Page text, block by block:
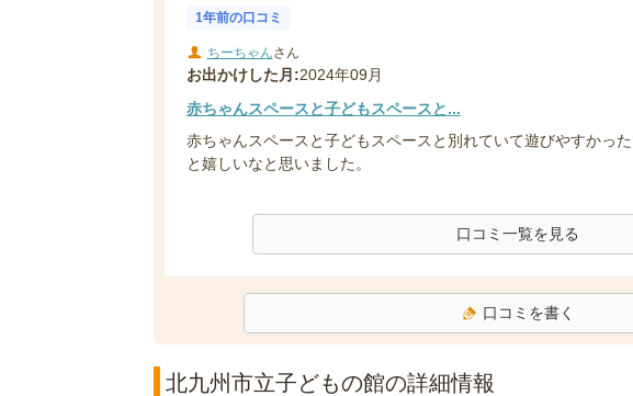
1年前の口コミ
ちーちゃんさん
お出かけした月:2024年09月
赤ちゃんスペースと子どもスペースと...
赤ちゃんスペースと子どもスペースと別れていて遊びやすかっ
と嬉しいなと思いました。
口コミ一覧を見る
口コミを書く
北九州市立子どもの館の詳細情報